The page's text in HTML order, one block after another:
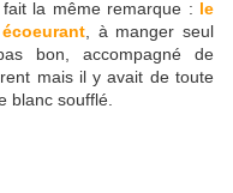
la même remarque : le
, à manger seul
bon, accompagné de
mais il y avait de toute
blanc soufflé.